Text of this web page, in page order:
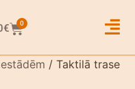
€ 0
/ Taktilā trase